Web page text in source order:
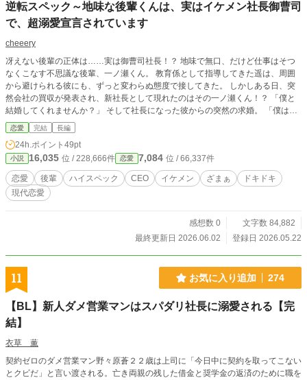
逆転スペック～地味な後輩くんは、実はイケメン社長御曹司
で、超溺愛宣言されています
cheeery
冴えない後輩の正体は……実は御曹司社長！？ 地味で無口、だけど仕事はそつ
なくこなす不思議な後輩、一ノ瀬くん。 教育係として指導してきた遥は、周囲
から避けられる彼にも、ずっと変わらぬ態度で接してきた。 しかしある日、突
然会社の買収が発表され、新社長として現れたのはその一ノ瀬くん！？ 「僕と
結婚してくれませんか？」 そして社長になった彼からの突然の求婚。 「僕はも
恋愛 完結 長編
24h.ポイント 49pt
小説 16,035 位 / 228,666件 恋愛 7,084 位 / 66,337件
恋愛 後輩 ハイスペック CEO イケメン ざまぁ
ドキドキ
現代恋愛
感想数 0
文字数 84,882
最終更新日 2026.06.02
登録日 2026.05.22
11 お気に入り追加 274
【BL】新人ダメ営業マンはスパダリ社長に溺愛される【完
結】
衣草 薫
契約ゼロのダメ営業マン野々原蒼２２歳は上司に「今日中に契約を取ってこない
とクビだ」と言い渡される。亡き両親の残した借金と奨学金の返済のために職を